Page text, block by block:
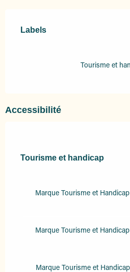
Labels
Labels
Tourisme et
Accessibilité
Tourisme et handicap
Tourisme et handicap
Marque Tourisme et
Marque Tourisme et
Marque Tourisme et